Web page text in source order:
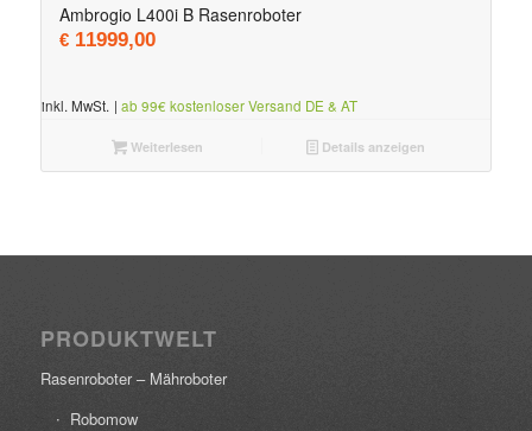
Ambrogio L400i B Rasenroboter
€11999,00
inkl. MwSt. | ab 99€ kostenloser Versand DE & AT
Weiterlesen Details anzeigen
PRODUKTWELT
Rasenroboter – Mähroboter
Robomow